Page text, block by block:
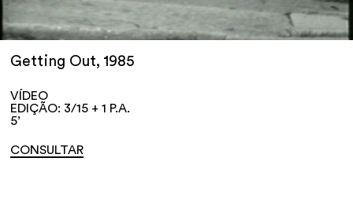
Getting Out, 1985
VÍDEO
EDIÇÃO: 3/15 + 1 P.A.
5’
CONSULTAR